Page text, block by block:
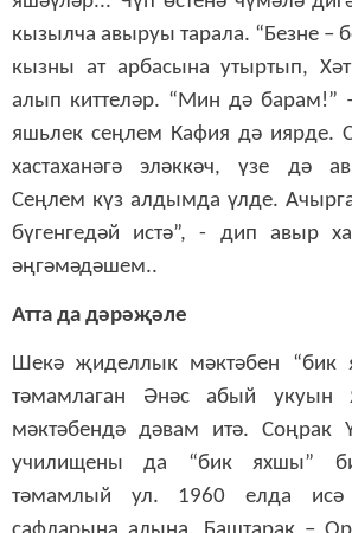
кызылча авыруы тарала. “Безне –
кызны ат арбасына утыртып,
алып киттеләр. “Мин дә барам!”
яшьлек сеңлем Кафия дә иярде.
хастаханәгә эләккәч, үзе дә
Сеңлем күз алдымда үлде.
бүгенгедәй истә”, - дип авыр
әңгәмәдәшем..
Атта да дәрәҗәле
Шекә җиделлык мәктәбен “бик
тәмамлаган Әнәс абый укуын
мәктәбендә дәвам итә. Соңрак
училищены да “бик яхшы”
тәмамлый ул. 1960 елда исә